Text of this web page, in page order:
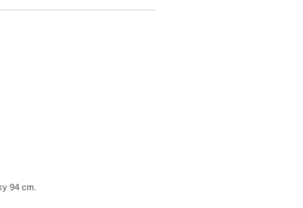
94 cm.